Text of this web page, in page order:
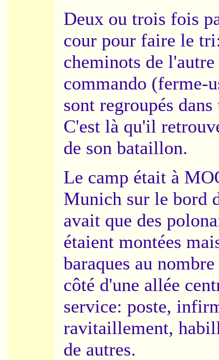
Deux ou trois fois
cour pour faire le
cheminots de
commando (ferme-
sont regroupés
C'est là qu'il
de son bataillon.
Le camp était à
Munich sur le bord
avait que des
étaient montées
baraques au
côté d'une allée
service: poste,
ravitaillement,
de autres.